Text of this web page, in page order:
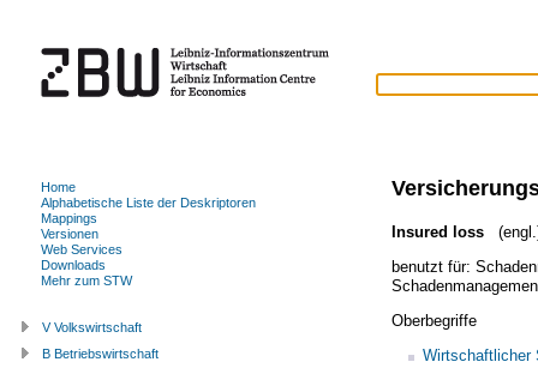
Insured loss
benutzt für:
Oberbegriffe
Wirtschaftlicher
Home
Alphabetische Liste der Deskriptoren
Mappings
Versionen
Web Services
Downloads
Mehr zum STW
V Volkswirtschaft
B Betriebswirtschaft